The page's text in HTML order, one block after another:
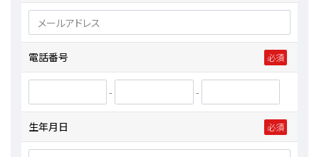
電話番号
- -
生年月日